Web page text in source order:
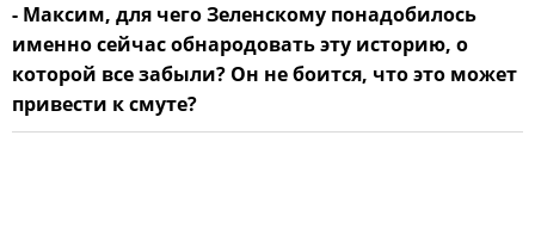
- Максим, для чего Зеленскому понадобилось
именно сейчас обнародовать эту историю, о
которой все забыли? Он не боится, что это может
привести к смуте?